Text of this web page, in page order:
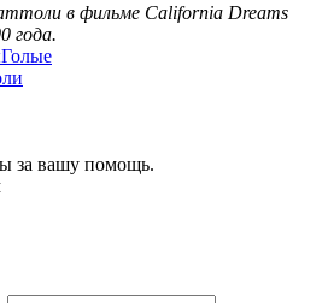
в фильме California Dreams
года.
Голые
за вашу помощь.